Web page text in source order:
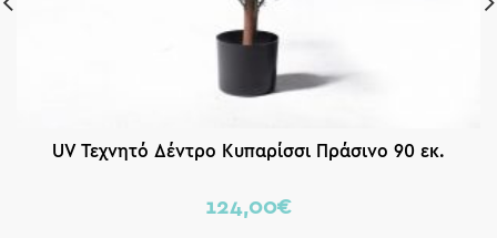
UV Τεχνητό Δέντρο Κυπαρίσσι Πράσινο 90 εκ.
124,00€